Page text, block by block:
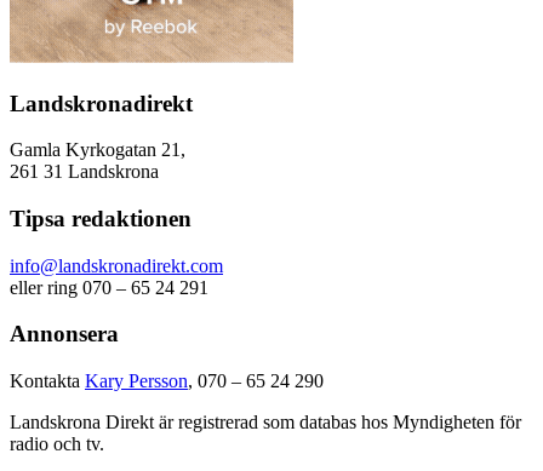
Landskronadirekt
Gamla Kyrkogatan 21,
261 31 Landskrona
Tipsa redaktionen
info@landskronadirekt.com
eller ring 070 – 65 24 291
Annonsera
Kontakta Kary Persson, 070 – 65 24 290
Landskrona Direkt är registrerad som databas hos Myndigheten för
radio och tv.